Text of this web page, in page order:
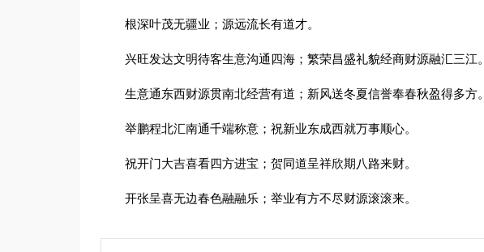
根深叶茂无疆业；源远流长有道才。
兴旺发达文明待客生意沟通四海；繁荣昌盛礼貌经商财源融汇三江。
生意通东西财源贯南北经营有道；新风送冬夏信誉奉春秋盈得多方。
举鹏程北汇南通千端称意；祝新业东成西就万事顺心。
祝开门大吉喜看四方进宝；贺同道呈祥欣期八路来财。
开张呈喜无边春色融融乐；举业有方不尽财源滚滚来。